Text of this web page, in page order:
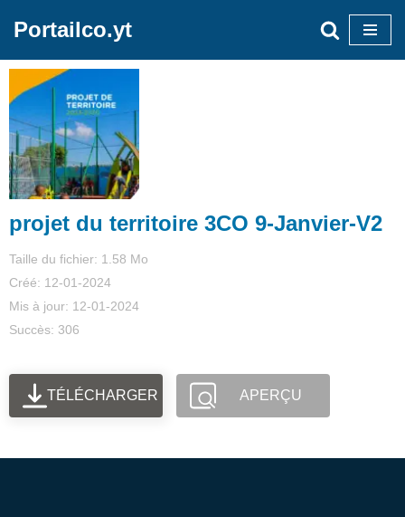
au
contenu
Portailco.yt
projet du territoire 3CO 9-Janvier-V2
Taille du fichier: 1.58 Mo
Créé: 12-01-2024
Mis à jour: 12-01-2024
Succès: 306
TÉLÉCHARGER APERÇU